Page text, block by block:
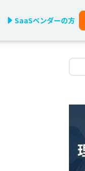
SaaSベンダーの方